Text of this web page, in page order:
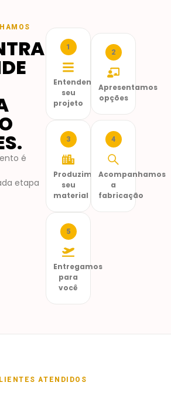
é
etapa
1
Entendemos
seu
projeto
2
Apresentamos
opções
3
Produzimos
seu
material
4
Acompanhamos
a
fabricação
5
Entregamos
para
você
ATENDIDOS